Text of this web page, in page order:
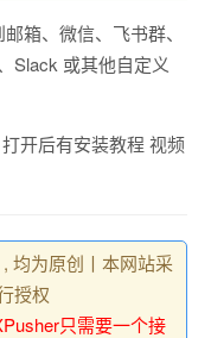
箱、微信、飞书群、
Slack 或其他自定义
打开后有安装教程 视频
均为原创丨本网站采
授权
只需要一个接